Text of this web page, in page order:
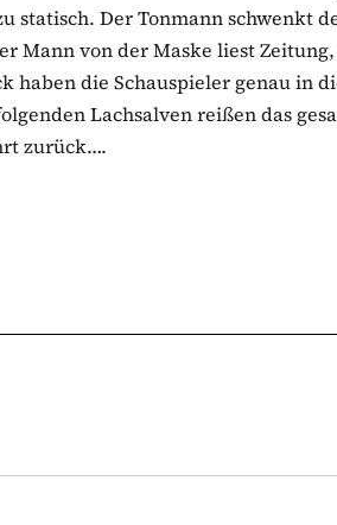
statisch. Der Tonmann schwenkt
Mann von der Maske liest
haben die Schauspieler genau in
Lachsalven reißen das
zurück….